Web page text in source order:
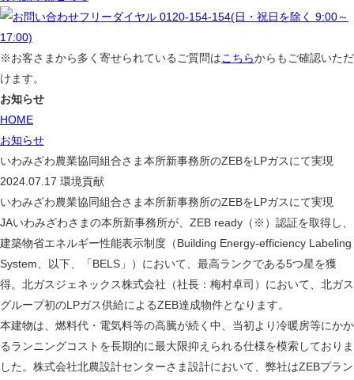
※お客さまから多く寄せられているご質問はこちらからもご確認いただ
けます。
お知らせ
HOME
お知らせ
いわみざわ農業協同組合さま本所新事務所のZEBをLPガスにて実現
2024.07.17 環境貢献
いわみざわ農業協同組合さま本所新事務所のZEBをLPガスにて実現
JAいわみざわさまの本所新事務所が、ZEB ready（※）認証を取得し、
建築物省エネルギー性能表示制度（Building Energy-efficiency Labeling
System、以下、「BELS」）において、最高ランクである5つ星を獲
得。北ガスジェネックス株式会社（社長：梅村卓司）において、北ガス
グループ初のLPガス供給によるZEB達成物件となります。
本建物は、燃料代・電気料等の高騰が続く中、当初より冷暖房等にかか
るランニングコストを長期的に最大限抑えられる仕様を模索しておりま
した。株式会社北農設計センターさま設計において、弊社はZEBプラン